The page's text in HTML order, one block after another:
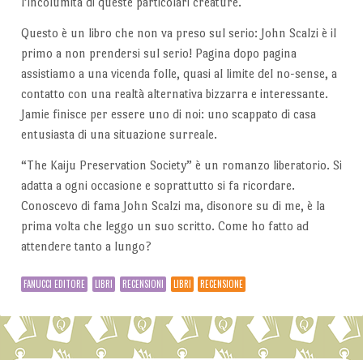
Questo è un libro che non va preso sul serio: John Scalzi è il
primo a non prendersi sul serio! Pagina dopo pagina
assistiamo a una vicenda folle, quasi al limite del no-sense, a
contatto con una realtà alternativa bizzarra e interessante.
Jamie finisce per essere uno di noi: uno scappato di casa
entusiasta di una situazione surreale.
“The Kaiju Preservation Society” è un romanzo liberatorio. Si
adatta a ogni occasione e soprattutto si fa ricordare.
Conoscevo di fama John Scalzi ma, disonore su di me, è la
prima volta che leggo un suo scritto. Come ho fatto ad
attendere tanto a lungo?
FANUCCI EDITORE LIBRI RECENSIONI LIBRI RECENSIONE